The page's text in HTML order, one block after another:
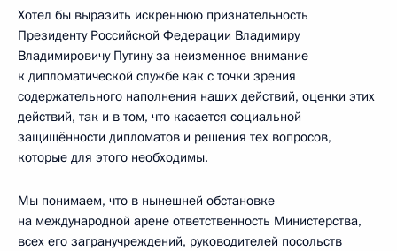
Хотел бы выразить искреннюю признательность
Президенту Российской Федерации Владимиру
Владимировичу Путину за неизменное внимание
к дипломатической службе как с точки зрения
содержательного наполнения наших действий, оценки этих
действий, так и в том, что касается социальной
защищённости дипломатов и решения тех вопросов,
которые для этого необходимы.
Мы понимаем, что в нынешней обстановке
на международной арене ответственность Министерства,
всех его загранучреждений, руководителей посольств